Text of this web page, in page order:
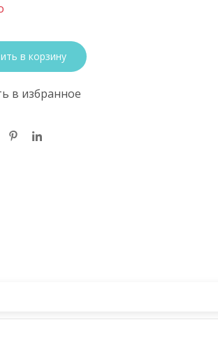
в корзину
в избранное